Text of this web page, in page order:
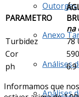
Outorgas
Anexo
Análises
Análises
PARAMETRO
na
Turbidez
78
Cor
ph
6.9
Informamos que